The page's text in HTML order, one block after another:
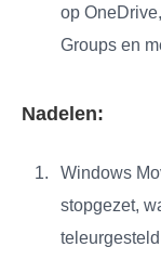
op
Groups en
Nadelen:
Windows
stopgezet,